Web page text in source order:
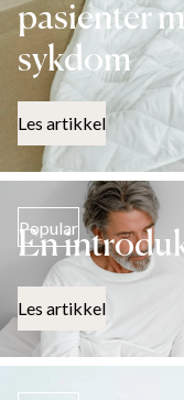
pasienter
sykdom
Les artikkel
Popular
En
Les artikkel